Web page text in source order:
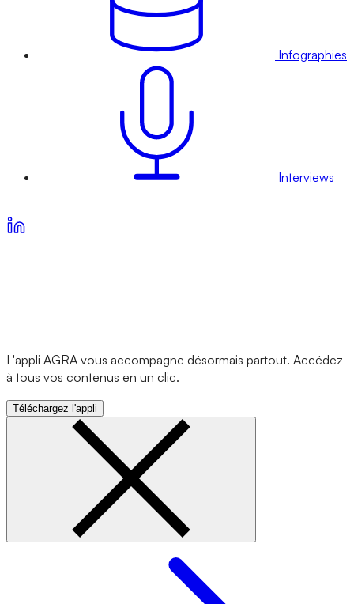
Infographies
Interviews
L'appli AGRA vous accompagne désormais partout. Accédez
à tous vos contenus en un clic.
Téléchargez l'appli